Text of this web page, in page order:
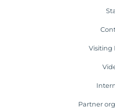
Visiting
Partner